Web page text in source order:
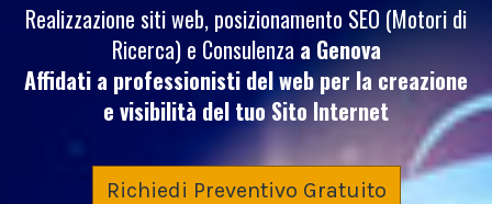
Realizzazione siti web, posizionamento SEO (Motori di
Ricerca) e Consulenza a Genova
Affidati a professionisti del web per la creazione
e visibilità del tuoSito Internet
Richiedi Preventivo Gratuito